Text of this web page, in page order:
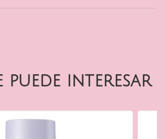
puede interesar